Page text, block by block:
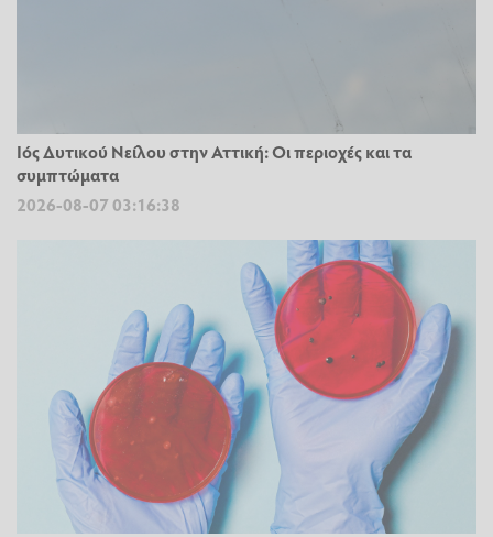
Ιός Δυτικού Νείλου στην Αττική: Οι περιοχές και τα
συμπτώματα
2026-08-07 03:16:38